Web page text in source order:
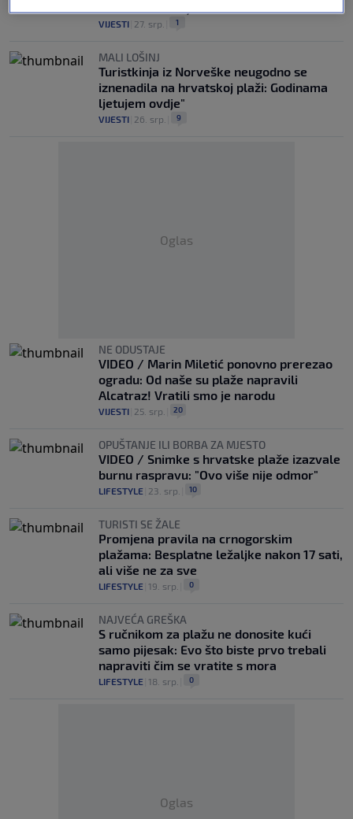
VIJESTI 27. srp. 1
MALI LOŠINJ
Turistkinja iz Norveške neugodno se
iznenadila na hrvatskoj plaži: Godinama
ljetujem ovdje"
VIJESTI 26. srp. 9
Oglas
NE ODUSTAJE
VIDEO / Marin Miletić ponovno prerezao
ogradu: Od naše su plaže napravili
Alcatraz! Vratili smo je narodu
VIJESTI 25. srp. 20
OPUŠTANJE ILI BORBA ZA MJESTO
VIDEO / Snimke s hrvatske plaže izazvale
burnu raspravu: "Ovo više nije odmor"
LIFESTYLE 23. srp. 10
TURISTI SE ŽALE
Promjena pravila na crnogorskim
plažama: Besplatne ležaljke nakon 17 sati,
ali više ne za sve
LIFESTYLE 19. srp. 0
NAJVEĆA GREŠKA
S ručnikom za plažu ne donosite kući
samo pijesak: Evo što biste prvo trebali
napraviti čim se vratite s mora
LIFESTYLE 18. srp. 0
Oglas